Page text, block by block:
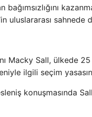
bağımsızlığını
uluslararası sahnede
Macky Sall, ülkede
ilgili seçim
konuşmasında